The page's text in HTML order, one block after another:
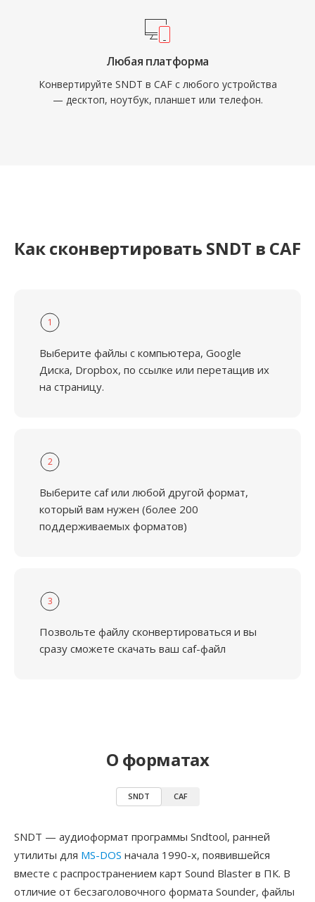
Любая платформа
Конвертируйте SNDT в CAF с любого устройства
— десктоп, ноутбук, планшет или телефон.
Как сконвертировать SNDT в CAF
1
Выберите файлы с компьютера, Google
Диска, Dropbox, по ссылке или перетащив их
на страницу.
2
Выберите caf или любой другой формат,
который вам нужен (более 200
поддерживаемых форматов)
3
Позвольте файлу сконвертироваться и вы
сразу сможете скачать ваш caf-файл
О форматах
SNDT CAF
SNDT — аудиоформат программы Sndtool, ранней
утилиты для MS-DOS начала 1990-х, появившейся
вместе с распространением карт Sound Blaster в ПК. В
отличие от бесзаголовочного формата Sounder, файлы